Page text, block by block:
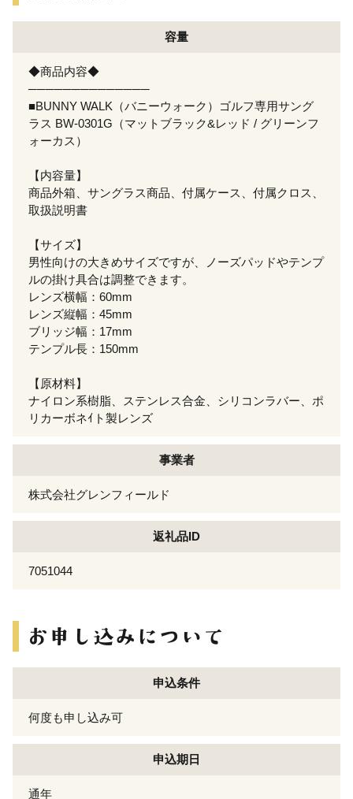
容量
◆商品内容◆
──────────────
■BUNNY WALK（バニーウォーク）ゴルフ専用サング
ラス BW-0301G（マットブラック&レッド / グリーンフ
ォーカス）
【内容量】
商品外箱、サングラス商品、付属ケース、付属クロス、
取扱説明書
【サイズ】
男性向けの大きめサイズですが、ノーズパッドやテンプ
ルの掛け具合は調整できます。
レンズ横幅：60mm
レンズ縦幅：45mm
ブリッジ幅：17mm
テンプル長：150mm
【原材料】
ナイロン系樹脂、ステンレス合金、シリコンラバー、ポ
リカーボネｲト製レンズ
事業者
株式会社グレンフィールド
返礼品ID
7051044
申込条件
何度も申し込み可
申込期日
通年